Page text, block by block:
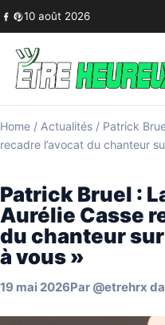
Skip to content
10 août 2026
Home / Actualités / Patrick
recadre l’avocat du chanteur
Patrick Bruel :
Aurélie Casse
du chanteur
à vous »
19 mai 2026Par @etrehrx